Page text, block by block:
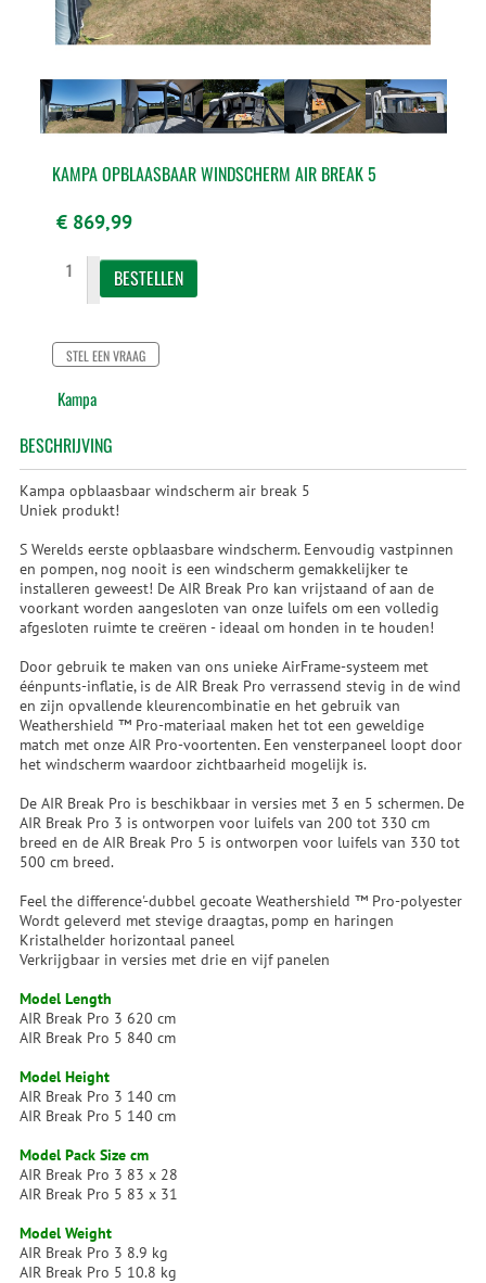
KAMPA OPBLAASBAAR WINDSCHERM AIR BREAK 5
€ 869,99
STEL EEN VRAAG
Kampa
BESCHRIJVING
Kampa opblaasbaar windscherm air break 5
Uniek produkt!
S Werelds eerste opblaasbare windscherm. Eenvoudig vastpinnen
en pompen, nog nooit is een windscherm gemakkelijker te
installeren geweest! De AIR Break Pro kan vrijstaand of aan de
voorkant worden aangesloten van onze luifels om een volledig
afgesloten ruimte te creëren - ideaal om honden in te houden!
Door gebruik te maken van ons unieke AirFrame-systeem met
éénpunts-inflatie, is de AIR Break Pro verrassend stevig in de wind
en zijn opvallende kleurencombinatie en het gebruik van
Weathershield ™ Pro-materiaal maken het tot een geweldige
match met onze AIR Pro-voortenten. Een vensterpaneel loopt door
het windscherm waardoor zichtbaarheid mogelijk is.
De AIR Break Pro is beschikbaar in versies met 3 en 5 schermen. De
AIR Break Pro 3 is ontworpen voor luifels van 200 tot 330 cm
breed en de AIR Break Pro 5 is ontworpen voor luifels van 330 tot
500 cm breed.
Feel the difference'-dubbel gecoate Weathershield ™ Pro-polyester
Wordt geleverd met stevige draagtas, pomp en haringen
Kristalhelder horizontaal paneel
Verkrijgbaar in versies met drie en vijf panelen
Model Length
AIR Break Pro 3 620 cm
AIR Break Pro 5 840 cm
Model Height
AIR Break Pro 3 140 cm
AIR Break Pro 5 140 cm
Model Pack Size cm
AIR Break Pro 3 83 x 28
AIR Break Pro 5 83 x 31
Model Weight
AIR Break Pro 3 8.9 kg
AIR Break Pro 5 10.8 kg